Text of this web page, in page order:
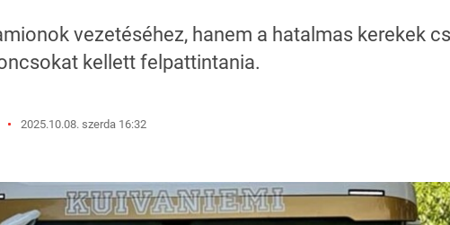
vezetéséhez, hanem a hatalmas kerekek
kellett felpattintania.
2025.10.08. szerda 16:32